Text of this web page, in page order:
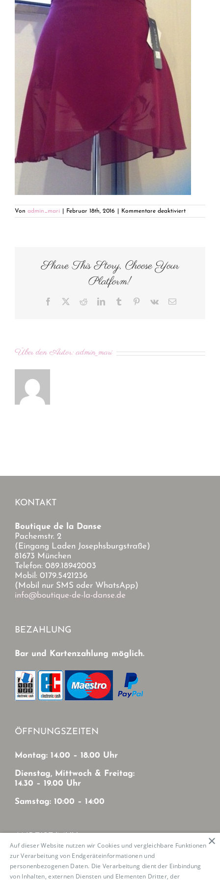
Von admin_mari Februar 18th, 2016 Kommentare deaktiviertfür
Wickelrock-
Share This Story, Choose Your
Platform!
Facebook RedditLinkedInTumblr Pinterest
Vk
E-
Über den Autor:admin_mari
KONTAKT
Boutique de la Danse
Pachemstr. 2
(Eingang Laden Josephsburgstraße)
81673 München
Telefon: 089.18942003
Mobil: 0179.5421236
(Mobil nur SMS oder WhatsApp)
info@boutique-de-la-danse.de
BEZAHLUNG
Bar und Kartenzahlung möglich.
ÖFFNUNGSZEITEN
Montag: 14.00 – 18.00 Uhr
Dienstag, Mittwoch & Freitag:
14.30 – 19.00 Uhr
Samstag: 10:00 – 14:00
Mit MVV von München-Zentrum
U2: Haltestelle Josephsburg
Auf dieser Website nutzen wir Cookies und vergleichbare Funktionen
zur Verarbeitung von Endgeräteinformationen und
personenbezogenen Daten. Die Verarbeitung dient der Einbindung
von Inhalten, externen Diensten und Elementen Dritter, der
×